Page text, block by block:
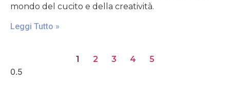
mondo del cucito e della creatività.
Leggi Tutto »
1 2 3 4 5